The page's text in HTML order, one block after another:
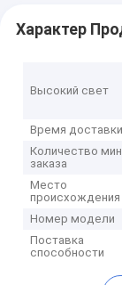
Характер
Высокий свет
Время доставки
Количество мин
заказа
Место
происхождения
Номер модели
Поставка
способности